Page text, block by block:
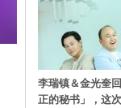
李瑞镇＆金光奎
正的秘书」，这